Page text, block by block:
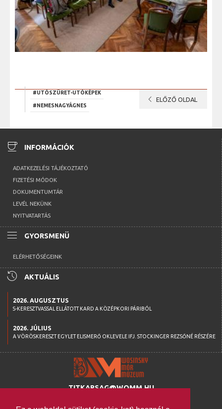
#UTÓSZÜRET-UTÓKÉPEK
#NEMESNAGYÁGNES chevron_left ELŐZŐ OLDAL
coffee INFORMÁCIÓK
ADATKEZELÉSI TÁJÉKOZTATÓ
FIZETÉSI MÓDOK
DOKUMENTUMTÁR
LEVÉL NEKÜNK
NYITVATARTÁS
menu GYORSMENÜ
ELÉRHETŐSÉGEINK
history AKTUÁLIS
2026. AUGUSZTUS
S-KERESZTVASSAL ELLÁTOTT KARD A KÖZÉPKORI PÁRIBÓL
2026. JÚLIUS
A VÖRÖSKERESZT EGYLET ELISMERŐ OKLEVELE IFJ. STOCKINGER REZSŐNÉ RÉSZÉRE
TITKARSAG@WOMM.HU